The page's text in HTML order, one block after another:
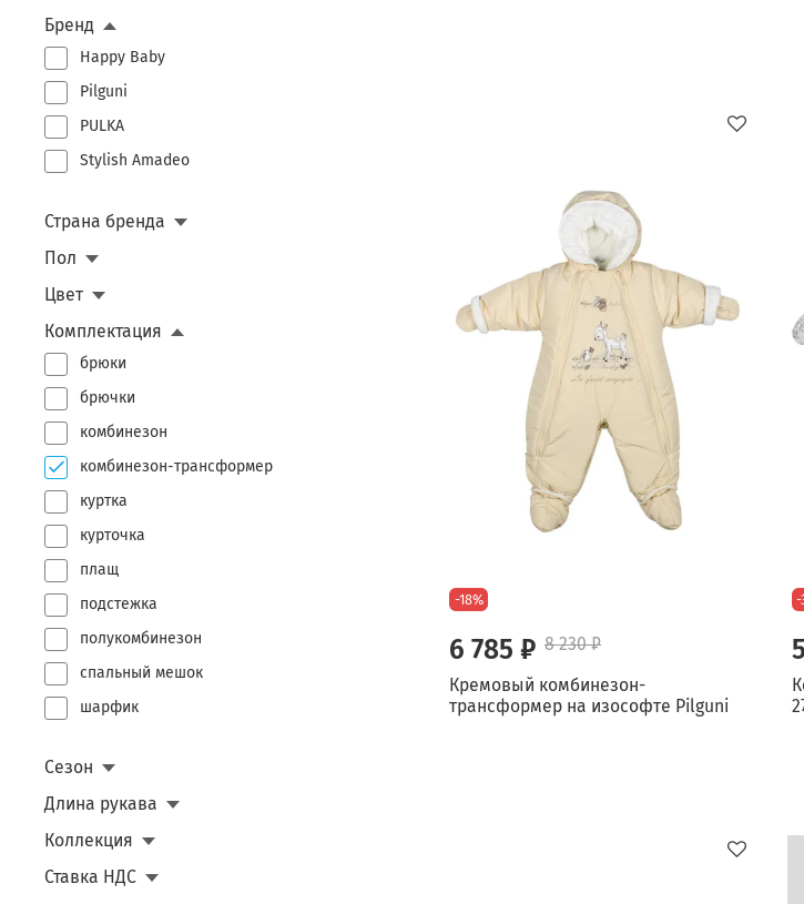
-18%
6 785 ₽ 8 230 ₽
Кремовый комбинезон-
трансформер на изософте Pilguni
-
молочный
персиковый
розовый
экрю
Бренд
Happy Baby
Pilguni
PULKA
Stylish Amadeo
Страна бренда
Пол
Цвет
Комплектация
брюки
брючки
комбинезон
комбинезон-трансформер
куртка
курточка
плащ
подстежка
полукомбинезон
спальный мешок
шарфик
Сезон
Длина рукава
Коллекция
Ставка НДС